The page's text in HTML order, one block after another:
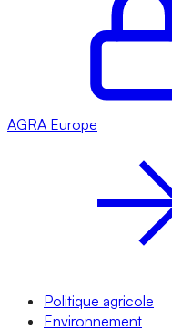
AGRA Europe
Politique agricole
Environnement